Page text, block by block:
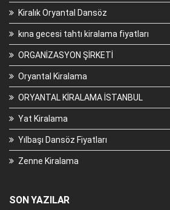
Kiralık Oryantal Dansöz
kına gecesi tahtı kiralama fiyatları
ORGANİZASYON ŞİRKETİ
Oryantal Kiralama
ORYANTAL KİRALAMA İSTANBUL
Yat Kiralama
Yılbaşı Dansöz Fiyatları
Zenne Kiralama
SON YAZILAR